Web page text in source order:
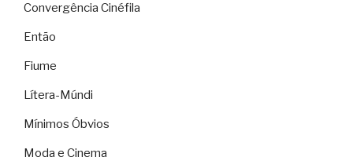
Convergência Cinéfila
Então
Fiume
Lítera-Múndi
Mínimos Óbvios
Moda e Cinema